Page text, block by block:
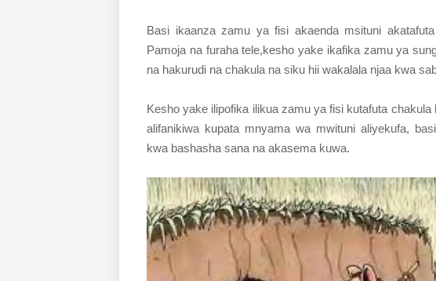
Basi ikaanza zamu ya fisi akaenda msituni
Pamoja na furaha tele,kesho yake ikafika zamu ya
na hakurudi na chakula na siku hii wakalala njaa kwa
Kesho yake ilipofika ilikua zamu ya fisi kutafuta
alifanikiwa kupata mnyama wa mwituni aliyekufa,
kwa bashasha sana na akasema kuwa.